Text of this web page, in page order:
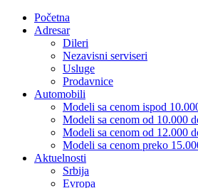
Početna
Adresar
Dileri
Nezavisni serviseri
Usluge
Prodavnice
Automobili
Modeli sa cenom ispod
Modeli sa cenom od 10.000
Modeli sa cenom od 12.000
Modeli sa cenom preko
Aktuelnosti
Srbija
Evropa